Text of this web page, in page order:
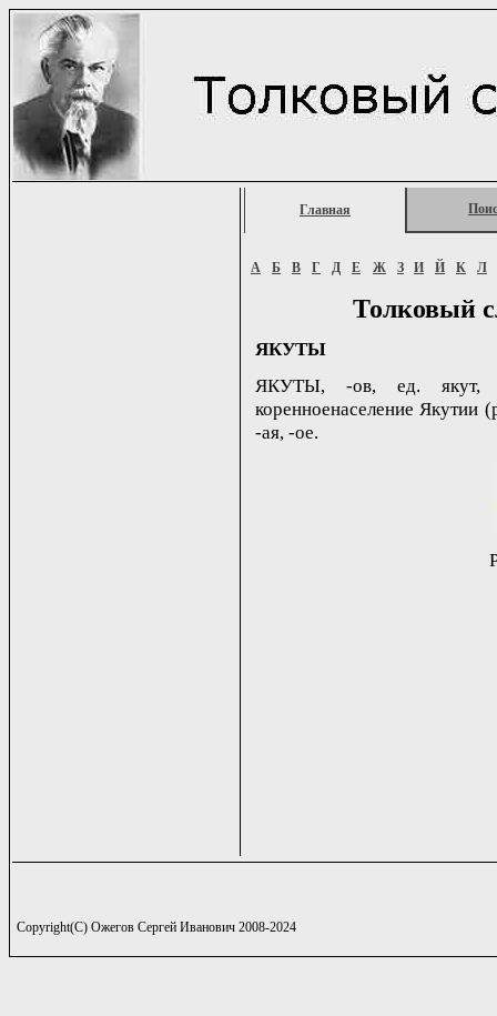
Главная
А Б В Г Д Е Ж З И Й К Л
Толковый
ЯКУТЫ
ЯКУТЫ, -ов, ед. якут, -
коренноенаселение Якутии
-ая, -ое.
Copyright(C) Ожегов Сергей Иванович 2008-2024